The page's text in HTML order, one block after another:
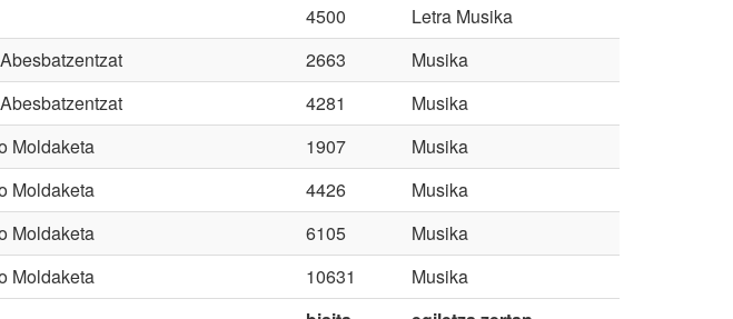
4500
Letra Musika
2663
Musika
4281
Musika
Moldaketa 1907
Musika
Moldaketa 4426
Musika
Moldaketa 6105
Musika
Moldaketa 10631
Musika